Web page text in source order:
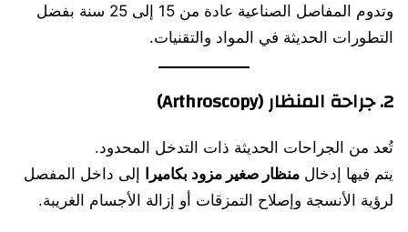
وتدوم المفاصل الصناعية عادة من 15 إلى 25 سنة بفضل
التطورات الحديثة في المواد والتقنيات.
2. جراحة المنظار (Arthroscopy)
تُعد من الجراحات الحديثة ذات التدخل المحدود.
يتم فيها إدخال منظار صغير مزود بكاميرا
إلى داخل المفصل
لرؤية الأنسجة وإصلاح التمزقات أو إزالة الأجسام الغريبة.